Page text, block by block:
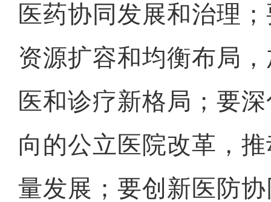
医药协同发展和治理
资源扩容和均衡布局
医和诊疗新格局；要
向的公立医院改革，
量发展；要创新医防